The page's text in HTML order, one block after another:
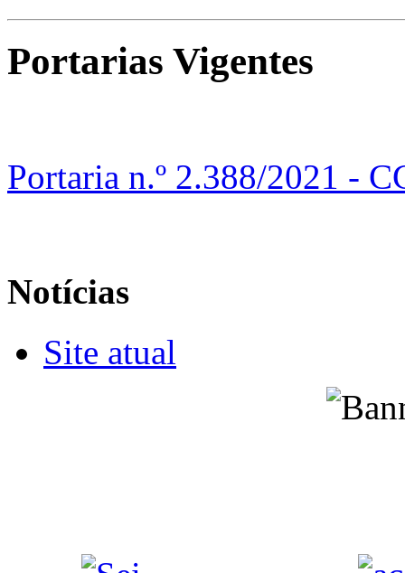
Portarias Vigentes
Portaria n.º 2.388/2021 -
Notícias
Site atual